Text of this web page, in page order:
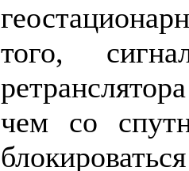
того,
чем со